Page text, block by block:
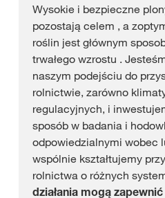
Wysokie i bezpieczne
pozostają celem , a
roślin jest głównym
trwałego wzrostu .
naszym podejściu do
rolnictwie, zarówno
regulacyjnych, i
sposób w badania i
odpowiedzialnymi wobec
wspólnie kształtujemy
rolnictwa o różnych
działania mogą